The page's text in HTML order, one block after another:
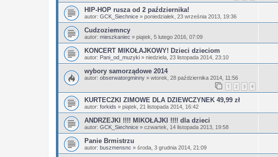
HIP-HOP rusza od 2 października!
autor: GCK_Siechnice » poniedziałek, 23 września 2013, 19:36
Cudzoziemncy
autor: mieszkaniec » piątek, 5 lutego 2016, 07:09
KONCERT MIKOŁAJKOWY! Dzieci dzieciom
autor: Pani_od_muzyki » niedziela, 23 listopada 2014, 23:10
wybory samorządowe 2014
autor: obserwatorgminny » wtorek, 28 października 2014, 11:56
1 2 3 4
KURTECZKI ZIMOWE DLA DZIEWCZYNEK 49,99 zł
autor: forkids » piątek, 21 listopada 2014, 16:42
ANDRZEJKI !!!! MIKOŁAJKI !!!! dla dzieci
autor: GCK_Siechnice » czwartek, 14 listopada 2013, 19:58
Panie Brmistrzu
autor: buszmensnc » środa, 3 grudnia 2014, 21:09